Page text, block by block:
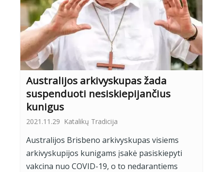
Australijos arkivyskupas žada
suspenduoti nesiskiepijančius
kunigus
2021.11.29 Katalikų Tradicija
Australijos Brisbeno arkivyskupas visiems
arkivyskupijos kunigams įsakė pasiskiepyti
vakcina nuo COVID-19, o to nedarantiems